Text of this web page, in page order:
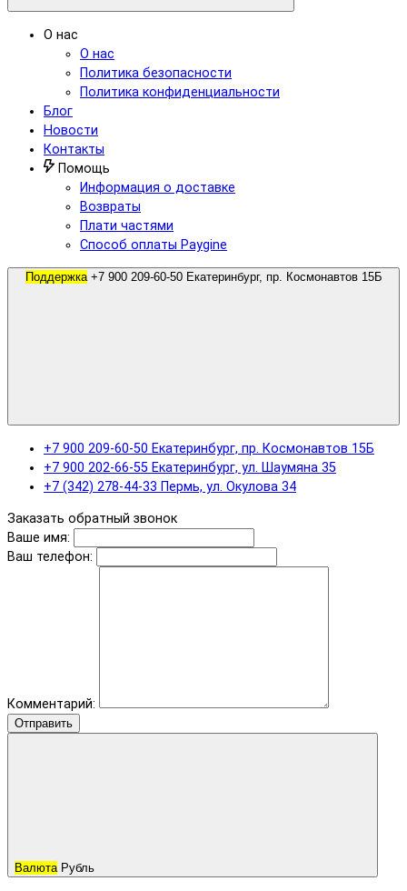
О нас
О нас
Политика безопасности
Политика конфиденциальности
Блог
Новости
Контакты
Помощь
Информация о доставке
Возвраты
Плати частями
Способ оплаты Paygine
Поддержка
+7 900 209-60-50 Екатеринбург, пр. Космонавтов 15Б
+7 900 202-66-55 Екатеринбург, ул. Шаумяна 35
+7 (342) 278-44-33 Пермь, ул. Окулова 34
Заказать обратный звонок
Ваше имя:
Ваш телефон:
Комментарий:
Отправить
Валюта Рубль